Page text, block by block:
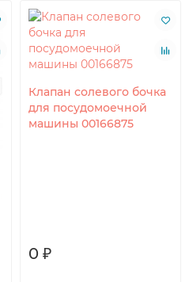
Клапан солевого бочка
для посудомоечной
машины 00166875
0 ₽